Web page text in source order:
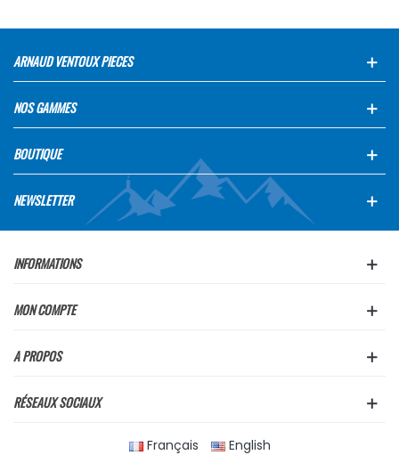
ARNAUD VENTOUX PIECES
NOS GAMMES
BOUTIQUE
NEWSLETTER
INFORMATIONS
MON COMPTE
A PROPOS
RÉSEAUX SOCIAUX
Français English